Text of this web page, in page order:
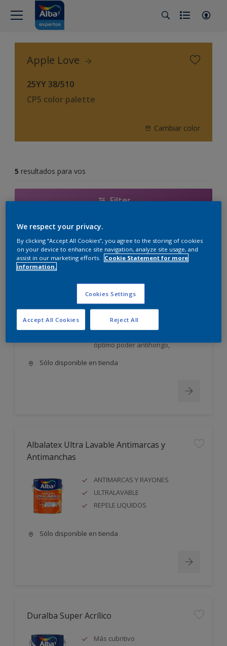
Apple Love
25YY 38/510
CP5 color palette
Cambiar color
5 resultados para vos
Filter
Albalatex Extra Mate
Látex interior mate. Su exclusiva
mercado, utiliza la tecnología más
moderna en desarrollo y
elaboración de pinturas;
permite obtener un producto: Con
excelente poder cubriente,
óptimo poder antihongo,
Sólo disponible en tienda
Albalatex Ultra Lavable Antimarcas y
Antimanchas
ANTIMARCAS Y RAYONES
ULTRALAVABLE
REPELE LIQUIDOS
Sólo disponible en tienda
Duralba Super Acrílico
Más cubritivo
We respect your privacy.
By clicking “Accept All Cookies”, you agree to the storing of cookies
on your device to enhance site navigation, analyze site usage, and
assist in our marketing efforts. Cookie Statement for more
information.
Cookies Settings
Reject All
Accept All Cookies